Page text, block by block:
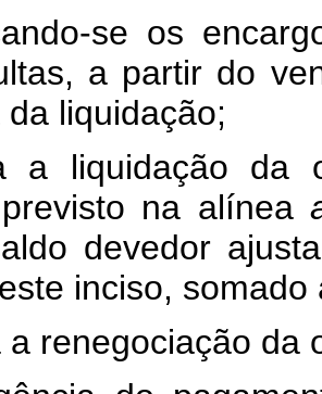
se os
a partir do
liquidação;
a liquidação da
na alínea
devedor
inciso,
a renegociação da